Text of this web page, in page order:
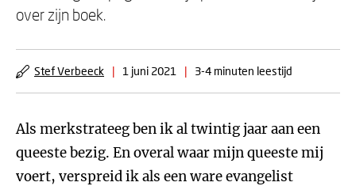
over zijn boek.
Stef Verbeeck | 1 juni 2021 | 3-4 minuten leestijd
Als merkstrateeg ben ik al twintig jaar aan een
queeste bezig. En overal waar mijn queeste mij
voert, verspreid ik als een ware evangelist